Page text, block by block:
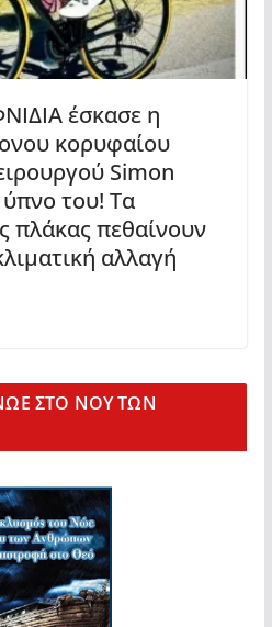
έσκασε η
κορυφαίου
Simon
του! Τα
πλάκας πεθαίνουν
αλλαγή
ΣΤΟ ΝΟΥ ΤΩΝ